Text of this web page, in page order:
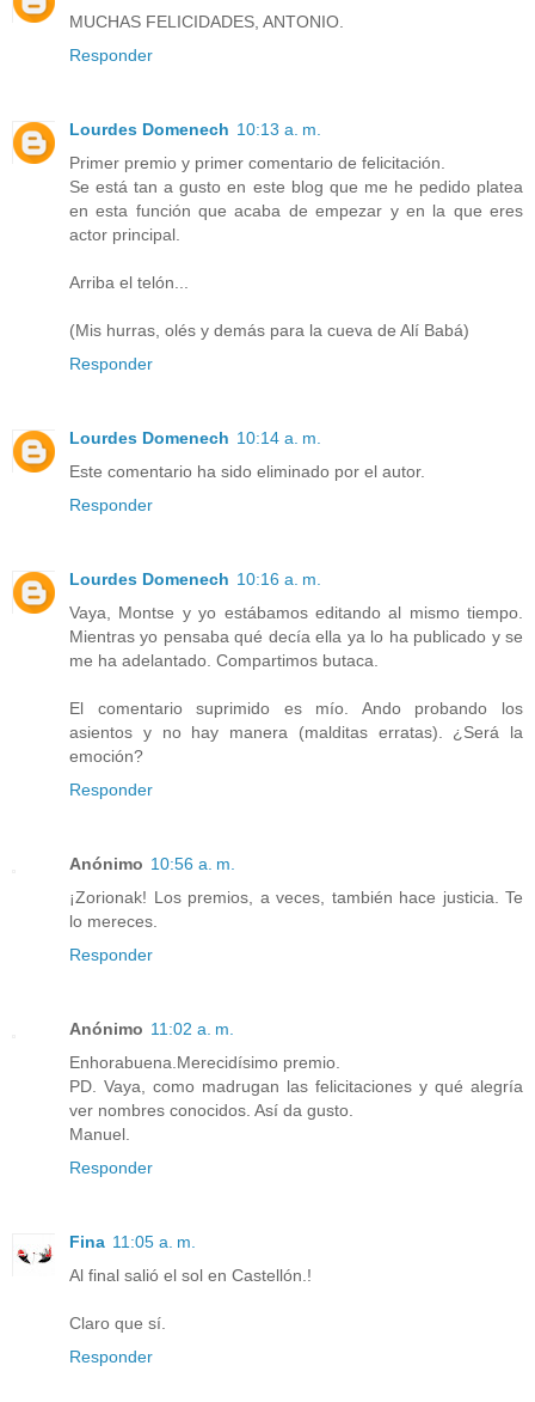
MUCHAS FELICIDADES, ANTONIO.
Responder
Lourdes Domenech 10:13 a. m.
Primer premio y primer comentario de felicitación.
Se está tan a gusto en este blog que me he pedido platea
en esta función que acaba de empezar y en la que eres
actor principal.
Arriba el telón...
(Mis hurras, olés y demás para la cueva de Alí Babá)
Responder
Lourdes Domenech 10:14 a. m.
Este comentario ha sido eliminado por el autor.
Responder
Lourdes Domenech 10:16 a. m.
Vaya, Montse y yo estábamos editando al mismo tiempo.
Mientras yo pensaba qué decía ella ya lo ha publicado y se
me ha adelantado. Compartimos butaca.
El comentario suprimido es mío. Ando probando los
asientos y no hay manera (malditas erratas). ¿Será la
emoción?
Responder
Anónimo 10:56 a. m.
¡Zorionak! Los premios, a veces, también hace justicia. Te
lo mereces.
Responder
Anónimo 11:02 a. m.
Enhorabuena.Merecidísimo premio.
PD. Vaya, como madrugan las felicitaciones y qué alegría
ver nombres conocidos. Así da gusto.
Manuel.
Responder
Fina 11:05 a. m.
Al final salió el sol en Castellón.!
Claro que sí.
Responder